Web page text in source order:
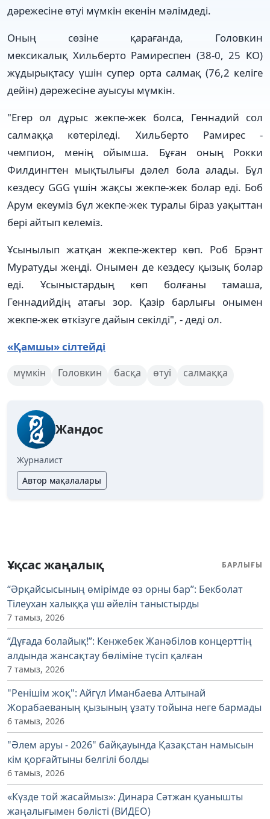
дәрежесіне өтуі мүмкін екенін мәлімдеді.
Оның сөзіне қарағанда, Головкин
мексикалық Хильберто Рамиреспен (38-0, 25 КО)
жұдырықтасу үшін супер орта салмақ (76,2 келіге
дейін) дәрежесіне ауысуы мүмкін.
"Егер ол дұрыс жекпе-жек болса, Геннадий сол
салмаққа көтеріледі. Хильберто Рамирес -
чемпион, менің ойымша. Бұған оның Рокки
Филдингтен мықтылығы дәлел бола алады. Бұл
кездесу GGG үшін жақсы жекпе-жек болар еді. Боб
Арум екеуміз бұл жекпе-жек туралы біраз уақыттан
бері айтып келеміз.
Ұсынылып жатқан жекпе-жектер көп. Роб Брэнт
Муратуды жеңді. Онымен де кездесу қызық болар
еді. Ұсыныстардың көп болғаны тамаша,
Геннадийдің атағы зор. Қазір барлығы онымен
жекпе-жек өткізуге дайын секілді", - деді ол.
«Қамшы» сілтейді
мүмкін Головкин басқа өтуі салмаққа
Жандос
Журналист
Автор мақалалары
Ұқсас жаңалық БАРЛЫҒЫ
“Әрқайсысының өмірімде өз орны бар”: Бекболат
Тілеухан халыққа үш әйелін таныстырды
7 тамыз, 2026
“Дұғада болайық!”: Кенжебек Жанәбілов концерттің
алдында жансақтау бөліміне түсіп қалған
7 тамыз, 2026
"Ренішім жоқ": Айгүл Иманбаева Алтынай
Жорабаеваның қызының ұзату тойына неге бармады
6 тамыз, 2026
"Әлем аруы - 2026" байқауында Қазақстан намысын
кім қорғайтыны белгілі болды
6 тамыз, 2026
«Күзде той жасаймыз»: Динара Сәтжан қуанышты
жаңалығымен бөлісті (ВИДЕО)